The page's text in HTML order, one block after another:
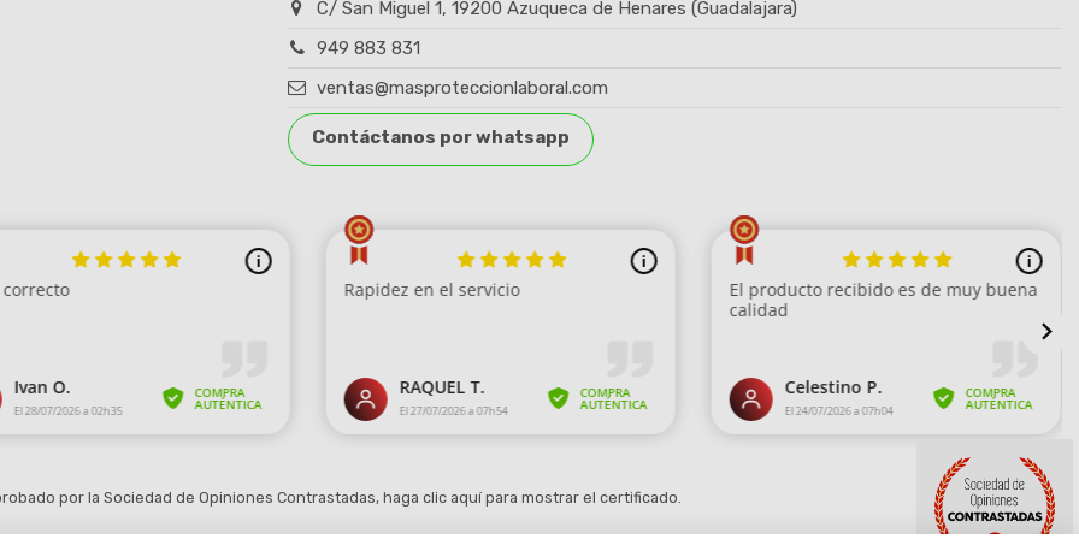
C/ San Miguel 1, 19200 Azuqueca de Henares (Guadalajara)
949 883 831
ventas@masproteccionlaboral.com
Contáctanos por whatsapp
por la Sociedad de Opiniones Contrastadas, haga clic aquí para mostrar el certificado